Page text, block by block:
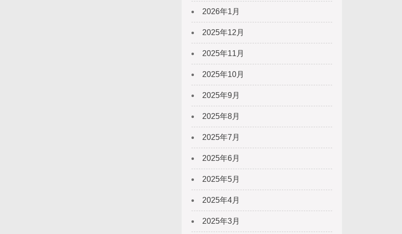
2026年1月
2025年12月
2025年11月
2025年10月
2025年9月
2025年8月
2025年7月
2025年6月
2025年5月
2025年4月
2025年3月